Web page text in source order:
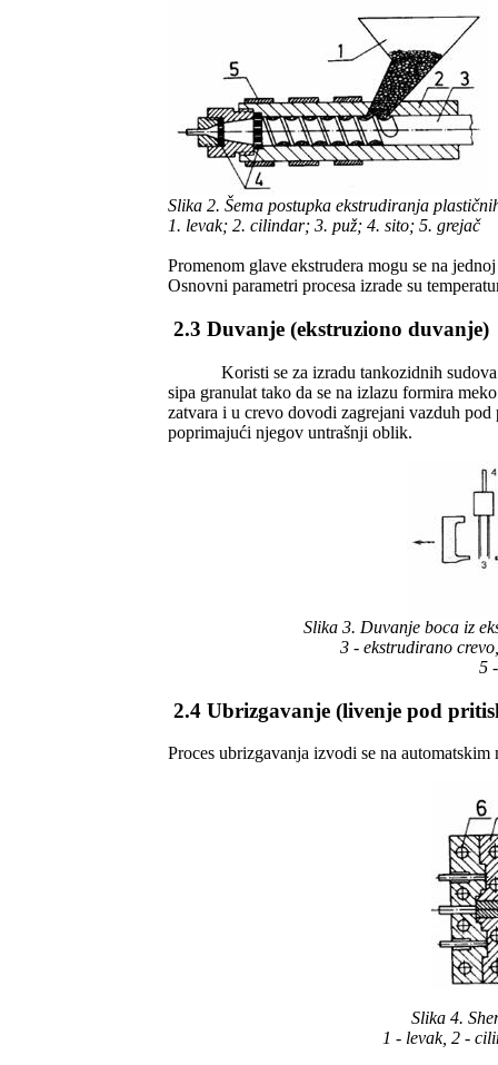
Slika 2. Šema postupka ekstrudiranja
1. levak; 2. cilindar; 3. puž; 4. sito; 5. grejač
Promenom glave ekstrudera mogu se na
Osnovni parametri procesa izrade su
2.3 Duvanje (ekstruziono duvanje)
Koristi se za izradu tankozidnih
sipa granulat tako da se na izlazu formira
zatvara i u crevo dovodi zagrejani vazduh
poprimajući njegov untrašnji oblik.
Slika 3. Duvanje boca iz
3 - ekstrudirano
5
2.4 Ubrizgavanje (livenje pod
Proces ubrizgavanja izvodi se na
Slika 4.
1 - levak, 2 -